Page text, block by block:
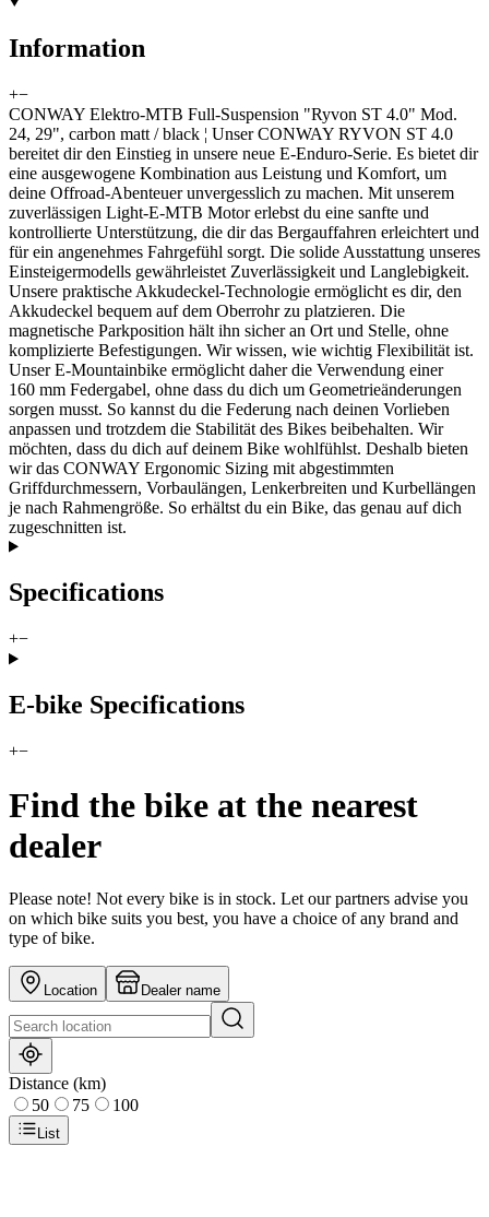
Information
+−
CONWAY Elektro-MTB Full-Suspension "Ryvon ST 4.0" Mod.
24, 29", carbon matt / black ¦ Unser CONWAY RYVON ST 4.0
bereitet dir den Einstieg in unsere neue E-Enduro-Serie. Es bietet dir
eine ausgewogene Kombination aus Leistung und Komfort, um
deine Offroad-Abenteuer unvergesslich zu machen. Mit unserem
zuverlässigen Light-E-MTB Motor erlebst du eine sanfte und
kontrollierte Unterstützung, die dir das Bergauffahren erleichtert und
für ein angenehmes Fahrgefühl sorgt. Die solide Ausstattung unseres
Einsteigermodells gewährleistet Zuverlässigkeit und Langlebigkeit.
Unsere praktische Akkudeckel-Technologie ermöglicht es dir, den
Akkudeckel bequem auf dem Oberrohr zu platzieren. Die
magnetische Parkposition hält ihn sicher an Ort und Stelle, ohne
komplizierte Befestigungen. Wir wissen, wie wichtig Flexibilität ist.
Unser E-Mountainbike ermöglicht daher die Verwendung einer
160 mm Federgabel, ohne dass du dich um Geometrieänderungen
sorgen musst. So kannst du die Federung nach deinen Vorlieben
anpassen und trotzdem die Stabilität des Bikes beibehalten. Wir
möchten, dass du dich auf deinem Bike wohlfühlst. Deshalb bieten
wir das CONWAY Ergonomic Sizing mit abgestimmten
Griffdurchmessern, Vorbaulängen, Lenkerbreiten und Kurbellängen
je nach Rahmengröße. So erhältst du ein Bike, das genau auf dich
zugeschnitten ist.
Specifications
+−
E-bike Specifications
+−
Find the bike at the nearest
dealer
Please note! Not every bike is in stock. Let our partners advise you
on which bike suits you best, you have a choice of any brand and
type of bike.
Location Dealer name
Distance (km)
50
75 100
List